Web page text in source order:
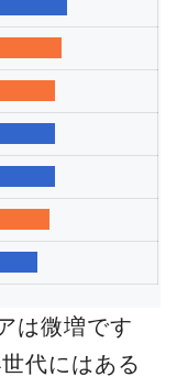
は微増です
代にはある